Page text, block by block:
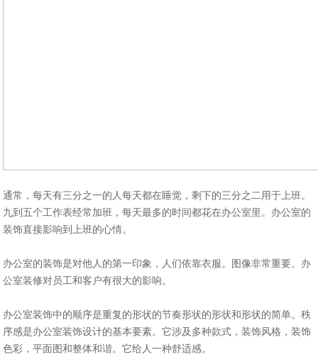
通常，每天有三分之一的人每天都在睡觉，剩下的三分之二用于上班。
九到五个工作表经常加班，每天最多的时间都花在办公室里。办公室的
装饰直接影响到上班的心情。
办公室的装饰是对他人的第一印象，人们依靠衣服。图像非常重要。办
公室装修对员工和客户有很大的影响。
办公室装饰中的顺序是重复的形状的节奏形状的形状和形状的简单。秩
序感是办公室装饰设计的基本要素。它涉及多种款式，装饰风格，装饰
色彩，平面图和整体和谐。它给人一种舒适感。